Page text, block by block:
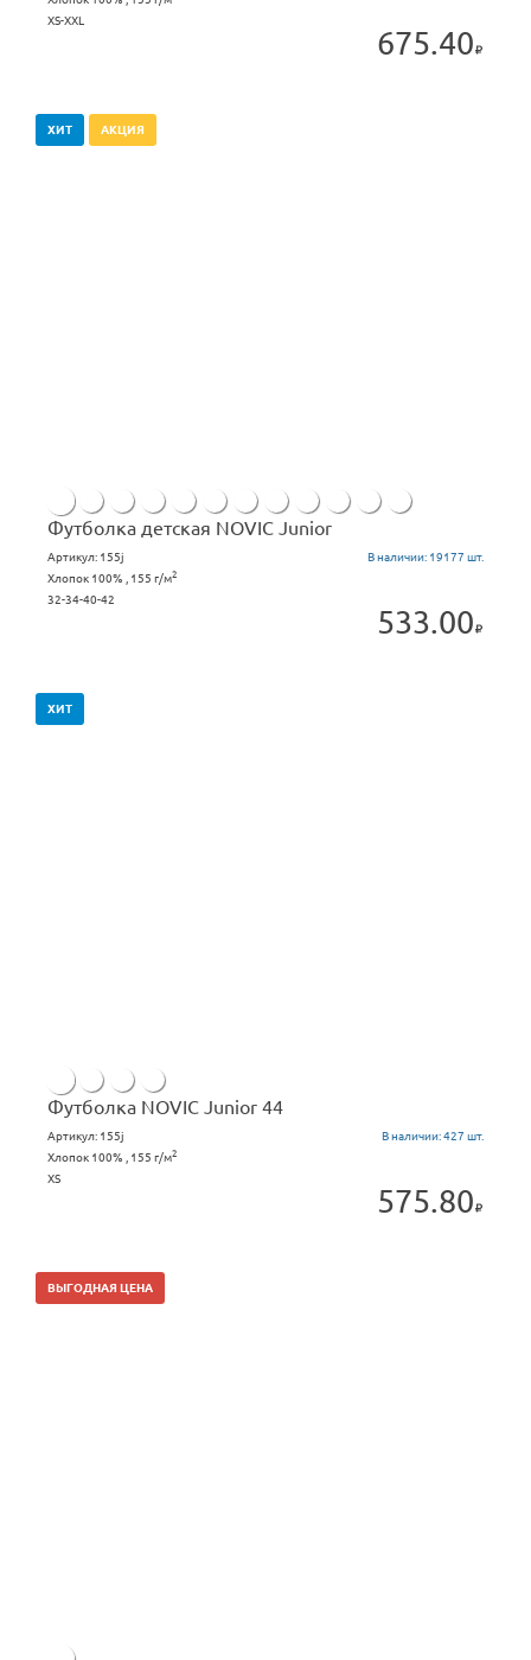
XS-XXL
675.40
ХИТ АКЦИЯ
Футболка детская NOVIC Junior
Артикул: 155j В наличии: 19177 шт.
Хлопок 100% , 155 г/м2
32-34-40-42
533.00
ХИТ
Футболка NOVIC Junior 44
Артикул: 155j В наличии:427 шт.
Хлопок 100% , 155 г/м2
XS
575.80
ВЫГОДНАЯ ЦЕНА